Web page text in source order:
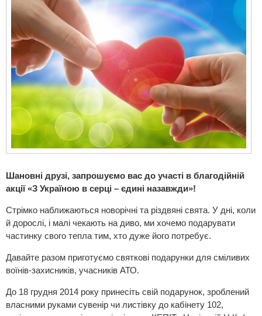
Шановні друзі, запрошуємо вас до участі в благодійній
акції «З Україною в серці – єдині назавжди»!
Стрімко наближаються новорічні та різдвяні свята. У дні, коли
й дорослі, і малі чекають на диво, ми хочемо подарувати
частинку свого тепла тим, хто дуже його потребує.
Давайте разом приготуємо святкові подарунки для сміливих
воїнів-захисників, учасників АТО.
До 18 грудня 2014 року принесіть свій подарунок, зроблений
власними руками сувенір чи листівку до кабінету 102,